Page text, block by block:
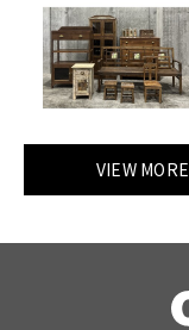
VIEW MORE